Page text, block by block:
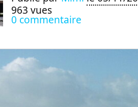
963 vues
0 commentaire